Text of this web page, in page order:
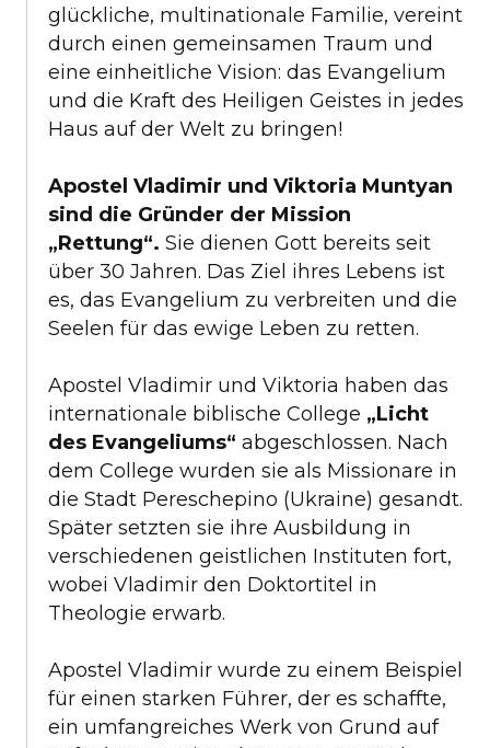
glückliche, multinationale Familie, vereint
durch einen gemeinsamen Traum und
eine einheitliche Vision: das Evangelium
und die Kraft des Heiligen Geistes in jedes
Haus auf der Welt zu bringen!
Apostel Vladimir und Viktoria Muntyan
sind die Gründer der Mission
„Rettung“. Sie dienen Gott bereits seit
über 30 Jahren. Das Ziel ihres Lebens ist
es, das Evangelium zu verbreiten und die
Seelen für das ewige Leben zu retten.
Apostel Vladimir und Viktoria haben das
internationale biblische College „Licht
des Evangeliums“ abgeschlossen. Nach
dem College wurden sie als Missionare in
die Stadt Pereschepino (Ukraine) gesandt.
Später setzten sie ihre Ausbildung in
verschiedenen geistlichen Instituten fort,
wobei Vladimir den Doktortitel in
Theologie erwarb.
Apostel Vladimir wurde zu einem Beispiel
für einen starken Führer, der es schaffte,
ein umfangreiches Werk von Grund auf